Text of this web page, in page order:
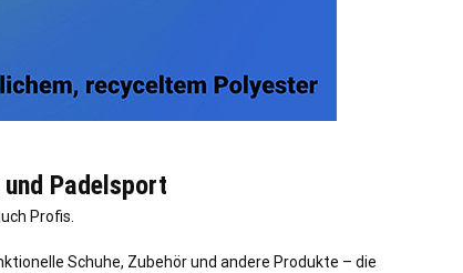
Padelsport
Profis.
Schuhe, Zubehör und andere Produkte – die